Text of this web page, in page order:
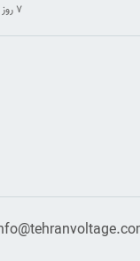
۷ روز ضمانت بازگشت